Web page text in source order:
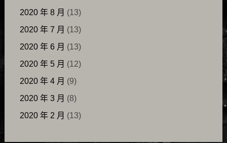
2020 年 8 月 (13)
2020 年 7 月 (13)
2020 年 6 月 (13)
2020 年 5 月 (12)
2020 年 4 月 (9)
2020 年 3 月 (8)
2020 年 2 月 (13)